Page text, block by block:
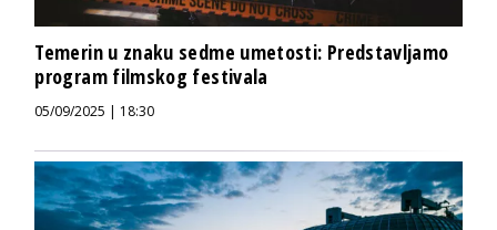
Temerin u znaku sedme umetosti: Predstavljamo
program filmskog festivala
05/09/2025 | 18:30